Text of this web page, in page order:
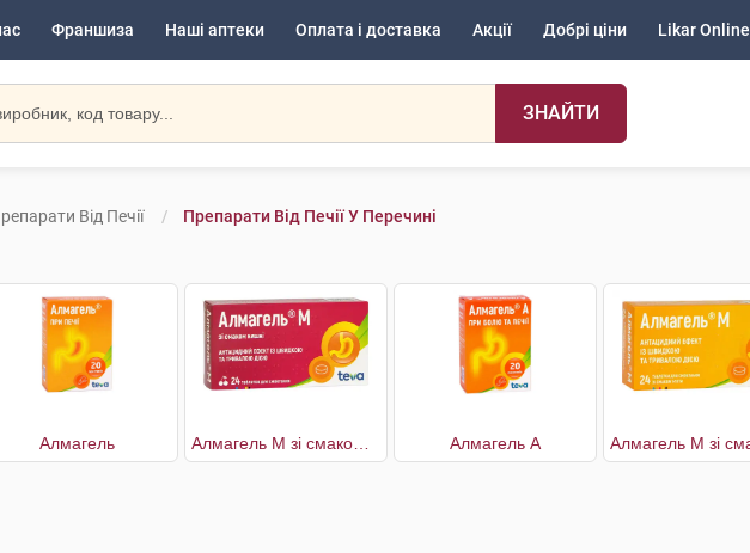
Франшиза Наші аптеки Оплата і доставка Акції Добрі ціни Likar Online
ЗНАЙТИ
Від Печії Препарати Від Печії У Перечині
Алмагель Алмагель А